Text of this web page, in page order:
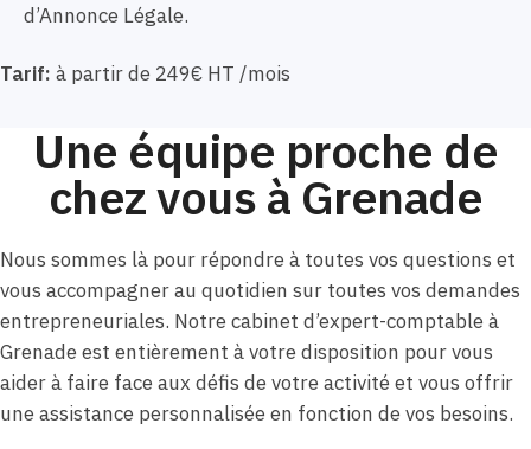
d’Annonce Légale.
Tarif: à partir de 249€ HT /mois
Une équipe proche de
chez vous à Grenade
Nous sommes là pour répondre à toutes vos questions et
vous accompagner au quotidien sur toutes vos demandes
entrepreneuriales. Notre cabinet d’expert-comptable à
Grenade est entièrement à votre disposition pour vous
aider à faire face aux défis de votre activité et vous offrir
une assistance personnalisée en fonction de vos besoins.